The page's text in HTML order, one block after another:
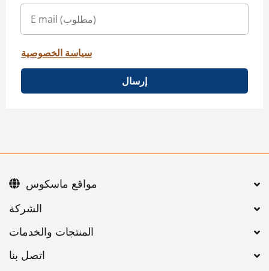
سياسة الخصوصية
إرسال
اتصل بنا
مواقع ماسكوس